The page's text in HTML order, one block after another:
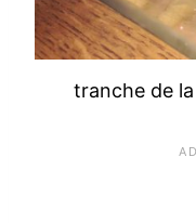
tranche de